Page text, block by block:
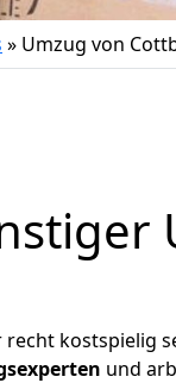
» Umzug von
kostspielig
und